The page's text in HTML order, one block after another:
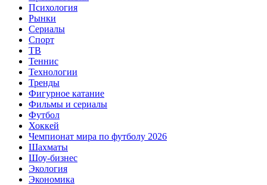
Психология
Рынки
Сериалы
Спорт
ТВ
Теннис
Технологии
Тренды
Фигурное катание
Фильмы и сериалы
Футбол
Хоккей
Чемпионат мира по футболу 2026
Шахматы
Шоу-бизнес
Экология
Экономика